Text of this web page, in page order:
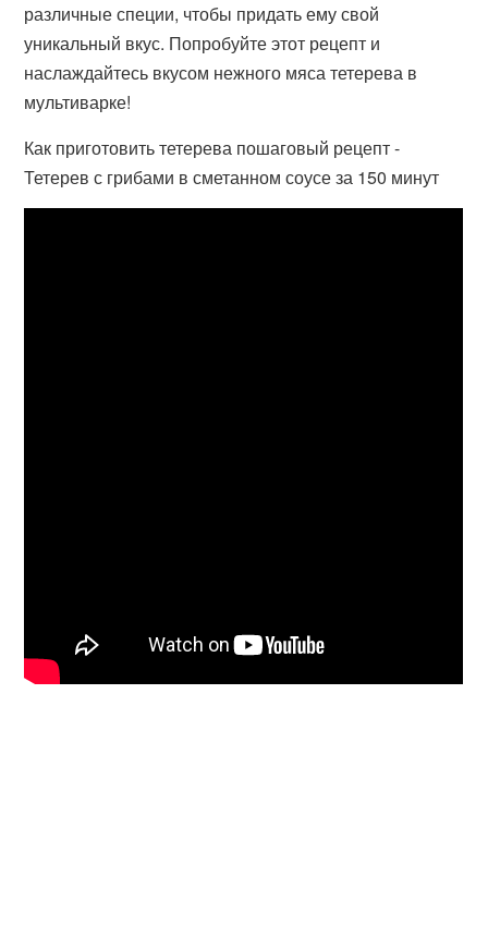
различные специи, чтобы придать ему свой
уникальный вкус. Попробуйте этот рецепт и
наслаждайтесь вкусом нежного мяса тетерева в
мультиварке!
Как приготовить тетерева пошаговый рецепт -
Тетерев с грибами в сметанном соусе за 150 минут